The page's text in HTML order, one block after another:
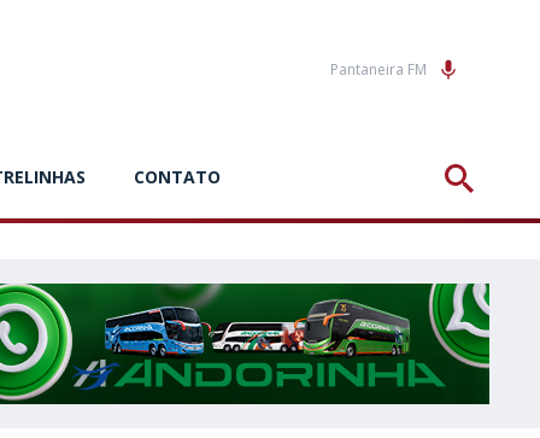
Pantaneira FM
CONTATO